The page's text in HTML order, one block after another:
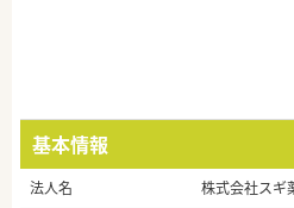
基本情報
法人名
株式会社スギ